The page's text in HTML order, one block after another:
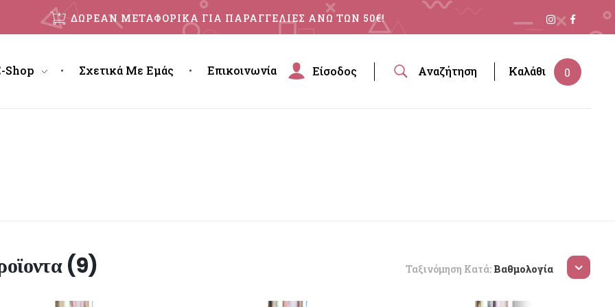
ΔΩΡΕΑΝ ΜΕΤΑΦΟΡΙΚΑ ΓΙΑ ΠΑΡΑΓΓΕΛΙΕΣ ΑΝΩ ΤΩΝ 50€!
Shop Σχετικά Με Εμάς Επικοινωνία Είσοδος Αναζήτηση 0
Καλάθι
(9) Ταξινόμηση Κατά: Βαθμολογία